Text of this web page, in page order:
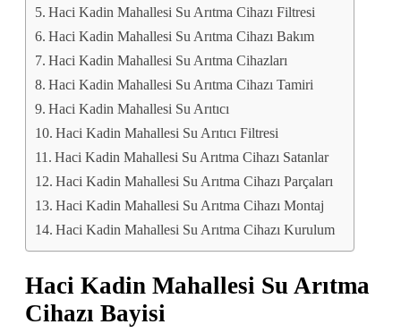
Haci Kadin Mahallesi Su Arıtma Cihazı Filtresi
Haci Kadin Mahallesi Su Arıtma Cihazı Bakım
Haci Kadin Mahallesi Su Arıtma Cihazları
Haci Kadin Mahallesi Su Arıtma Cihazı Tamiri
Haci Kadin Mahallesi Su Arıtıcı
Haci Kadin Mahallesi Su Arıtıcı Filtresi
Haci Kadin Mahallesi Su Arıtma Cihazı Satanlar
Haci Kadin Mahallesi Su Arıtma Cihazı Parçaları
Haci Kadin Mahallesi Su Arıtma Cihazı Montaj
Haci Kadin Mahallesi Su Arıtma Cihazı Kurulum
Haci Kadin Mahallesi Su Arıtma
Cihazı Bayisi